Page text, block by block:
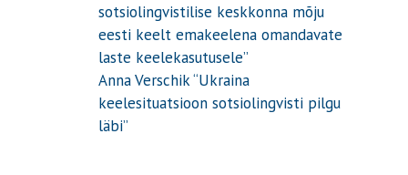
sotsiolingvistilise keskkonna mõju
eesti keelt emakeelena omandavate
laste keelekasutusele”
Anna Verschik “Ukraina
keelesituatsioon sotsiolingvisti pilgu
läbi”